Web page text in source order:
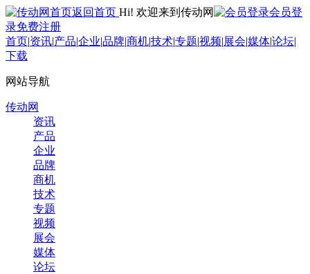
返回首页 Hi! 欢迎来到传动网
会员登
录免费注册
首页|资讯|产品|企业|品牌|商机|技术|专题|视频|展会|媒体|论坛|
下载
网站导航
传动网
资讯
产品
企业
品牌
商机
技术
专题
视频
展会
媒体
论坛